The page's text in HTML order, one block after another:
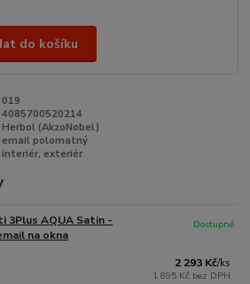
do košíku
019
4085700520214
Herbol (AkzoNobel)
email polomatný
interiér, exteriér
3Plus AQUA Satin -
na okna
2 293 Kč/ks
1 895 Kč bez DPH
Dostupné